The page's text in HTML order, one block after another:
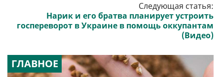
Следующая статья:
Нарик и его братва планирует устроить
госпереворот в Украине в помощь оккупантам
(Видео)
ГЛАВНОЕ